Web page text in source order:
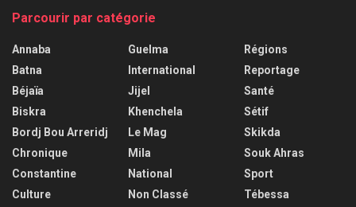
Parcourir par catégorie
Annaba
Batna
Béjaïa
Biskra
Bordj Bou Arreridj
Chronique
Constantine
Culture
Guelma
International
Jijel
Khenchela
Le Mag
Mila
National
Non Classé
Régions
Reportage
Santé
Sétif
Skikda
Souk Ahras
Sport
Tébessa